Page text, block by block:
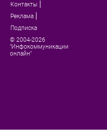
Контакты
Реклама
Подписка
© 2004-2026
"Инфокоммуникации
онлайн"